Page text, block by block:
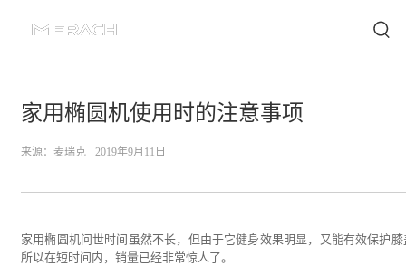
家用椭圆机使用时的注意事项
来源： 麦瑞克 2019年9月11日
家用椭圆机问世时间虽然不长，但由于它健身效果明显，又能有效保护膝
所以在短时间内，销量已经非常惊人了。